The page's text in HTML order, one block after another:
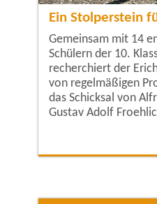
Ein Stolperstein
Gemeinsam mit 14
Schülern der 10.
recherchiert der
von regelmäßigen
das Schicksal von
Gustav Adolf
vier Kindern. Neben